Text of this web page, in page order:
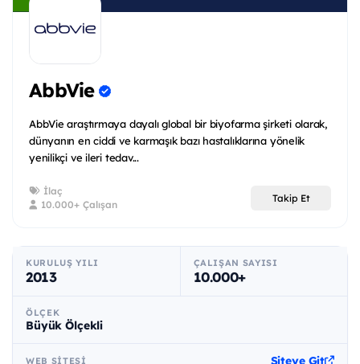
AbbVie
AbbVie araştırmaya dayalı global bir biyofarma şirketi olarak,
dünyanın en ciddi ve karmaşık bazı hastalıklarına yönelik
yenilikçi ve ileri tedav...
İlaç
10.000+ Çalışan
Takip Et
KURULUŞ YILI
2013
ÇALIŞAN SAYISI
10.000+
ÖLÇEK
Büyük Ölçekli
WEB SITESI Siteye Git